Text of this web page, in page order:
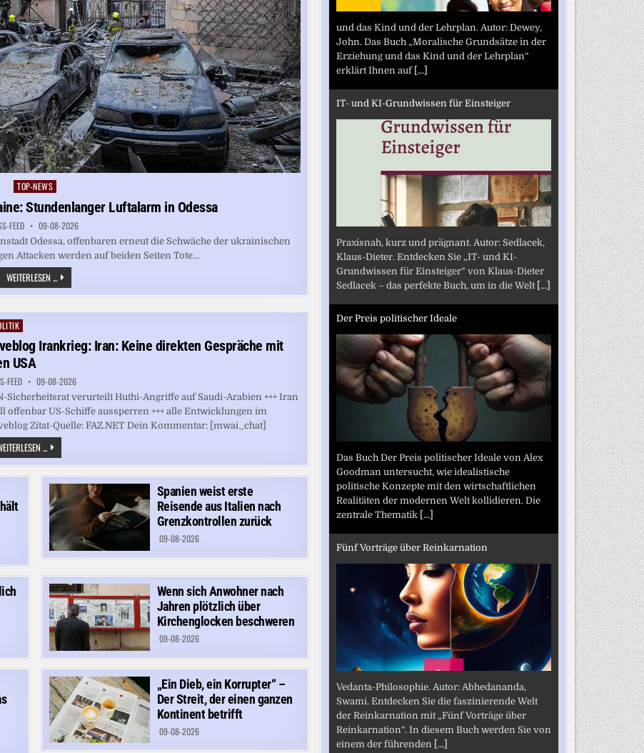
Posted
TOP-NEWS
Stundenlanger Luftalarm in Odessa
FEED 09-08-2026
Odessa, offenbaren erneut die Schwäche der ukrainischen
Attacken werden auf beiden Seiten Tote...
WEITERLESEN ... RUSSLANDS
KRIEG
IN
UKRAINE:
IN
ODESSA
Irankrieg: Iran: Keine direkten Gespräche mit
USA
FEED 09-08-2026
Sicherheitsrat verurteilt Huthi-Angriffe auf Saudi-Arabien +++ Iran
offenbar US-Schiffe aussperren +++ alle Entwicklungen im
Zitat-Quelle: FAZ.NET Dein Kommentar: [mwai_chat]
... LIVEBLOG
IRANKRIEG:
IRAN:
KEINE
DIREKTEN
GESPRÄCHE
MIT
DEN
USA
Spanien weist erste
Reisende aus Italien nach
Grenzkontrollen zurück
09-08-2026
Wenn sich Anwohner nach
Jahren plötzlich über
Kirchenglocken beschweren
09-08-2026
„Ein Dieb, ein Korrupter“ –
Der Streit, der einen ganzen
Kontinent betrifft
09-08-2026
und das Kind und der Lehrplan. Autor: Dewey,
John. Das Buch „Moralische Grundsätze in der
Erziehung und das Kind und der Lehrplan“
erklärt Ihnen auf [...]
IT- und KI-Grundwissen für Einsteiger
Praxisnah, kurz und prägnant. Autor: Sedlacek,
Klaus-Dieter. Entdecken Sie „IT- und KI-
Grundwissen für Einsteiger“ von Klaus-Dieter
Sedlacek – das perfekte Buch, um in die Welt [...]
Der Preis politischer Ideale
Das Buch Der Preis politischer Ideale von Alex
Goodman untersucht, wie idealistische
politische Konzepte mit den wirtschaftlichen
Realitäten der modernen Welt kollidieren. Die
zentrale Thematik [...]
Fünf Vorträge über Reinkarnation
Vedanta-Philosophie. Autor: Abhedananda,
Swami. Entdecken Sie die faszinierende Welt
der Reinkarnation mit „Fünf Vorträge über
Reinkarnation“. In diesem Buch werden Sie von
einem der führenden [...]